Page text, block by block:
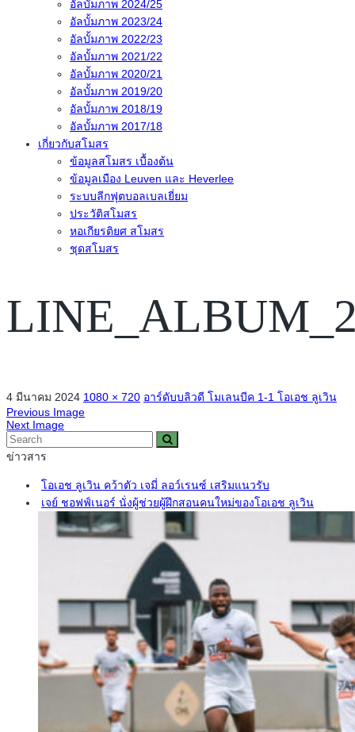
อัลบั้มภาพ 2024/25
อัลบั้มภาพ 2023/24
อัลบั้มภาพ 2022/23
อัลบั้มภาพ 2021/22
อัลบั้มภาพ 2020/21
อัลบั้มภาพ 2019/20
อัลบั้มภาพ 2018/19
อัลบั้มภาพ 2017/18
เกี่ยวกับสโมสร
ข้อมูลสโมสร เบื้องต้น
ข้อมูลเมือง Leuven และ Heverlee
ระบบลีกฟุตบอลเบลเยี่ยม
ประวัติสโมสร
หอเกียรติยศ สโมสร
ชุดสโมสร
4 มีนาคม 2024 1080 × 720 อาร์ดับบลิวดี โมเลนบีค 1-1 โอเอช ลูเวิน
Previous Image
Next Image
ข่าวสาร
โอเอช ลูเวิน คว้าตัว เจมี่ ลอว์เรนซ์ เสริมแนวรับ
เจย์ ชอฟฟ์เนอร์ นั่งผู้ช่วยผู้ฝึกสอนคนใหม่ของโอเอช ลูเวิน